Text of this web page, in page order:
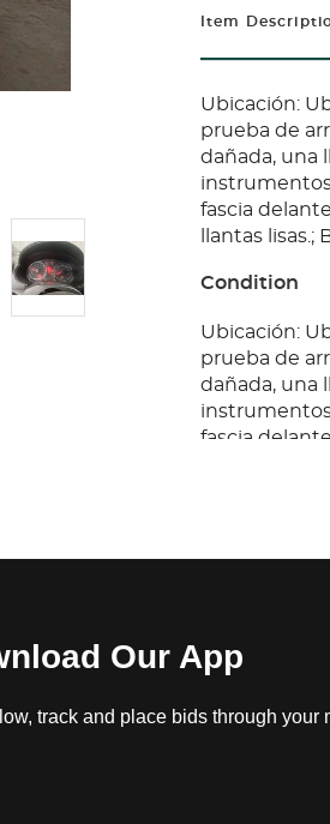
Item
Ubicación:
prueba de
dañada, una
instrumentos
fascia
llantas lisas.;
Condition
Ubicación:
prueba de
dañada, una
instrumentos
fascia
Our App
track and place bids through your